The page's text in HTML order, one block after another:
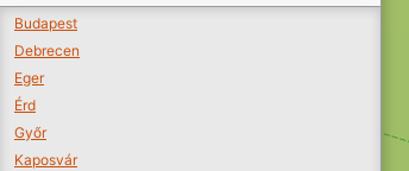
Budapest
Debrecen
Eger
Érd
Győr
Kaposvár